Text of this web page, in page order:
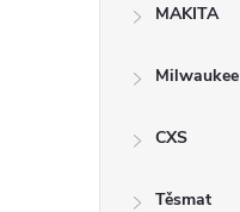
MAKITA
Milwaukee
CXS
Těsmat